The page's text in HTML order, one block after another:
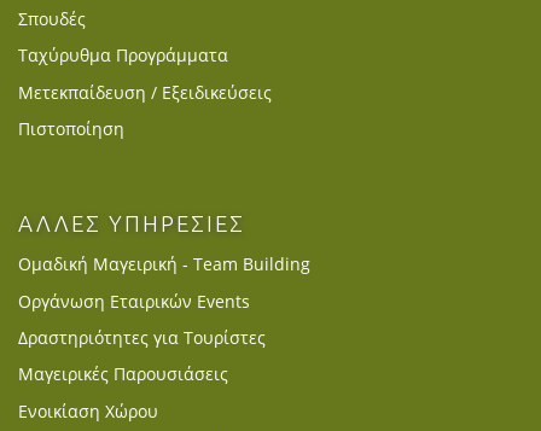
Σπουδές
Ταχύρυθμα Προγράμματα
Μετεκπαίδευση / Εξειδικεύσεις
Πιστοποίηση
ΑΛΛΕΣ ΥΠΗΡΕΣΙΕΣ
Ομαδική Μαγειρική - Team Building
Οργάνωση Εταιρικών Events
Δραστηριότητες για Τουρίστες
Μαγειρικές Παρουσιάσεις
Ενοικίαση Χώρου